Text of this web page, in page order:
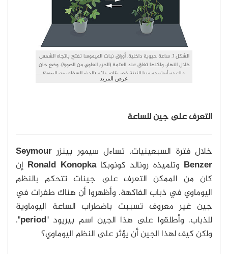
الشكل 1. ساعة حيوية داخلية. أوراق نبات الميموسا تفتح باتجاه الشمس
خلال النهار، ولكنها تغلق عند العتمة (الجزء العلوي من الصورة). وضع جان
جاك دو أورتو دو ميرا النبتة في ظلام دائم (الجزء السفلي من الصورة)
ووجد أن الأوراق تستمر في اتباع النظم اليومي الاعتيادي، حتى عندما لا
عرض المزيد
التعرف على جين للساعة
خلال فترة السبعينيات، تساءل سيمور بينزر Seymour
Benzer وتلميذه رونالد كونوبكاRonald Konopka إن
كان من الممكن التعرف على جينات تتحكم بالنظم
اليوماوي في ذباب الفاكهة. وأظهروا أن هناك طفرات في
جين غير معروف تسببت باضطراب الساعة اليوماوية
للذباب. وأطلقوا على هذا الجين اسم بيريود "period
".
ولكن كيف لهذا الجين أن يؤثر على النظم اليوماوي؟